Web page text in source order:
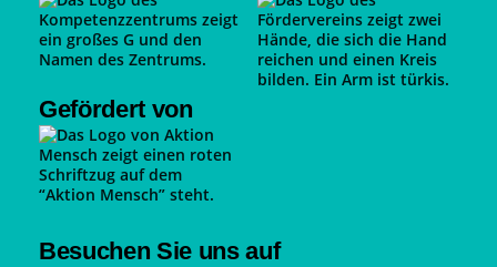
Gefördert von
Besuchen Sie uns auf